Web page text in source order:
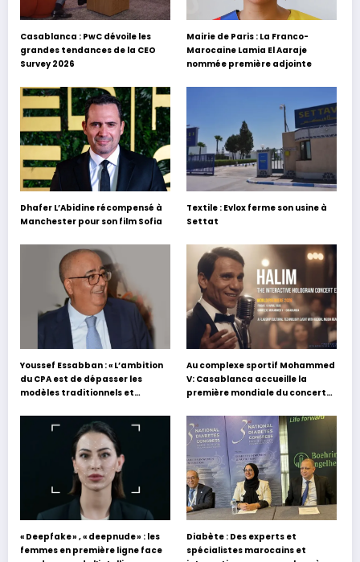
Casablanca : PwC dévoile les
grandes tendances de la CEO
Survey 2026
Mairie de Paris : La Franco-
Marocaine Lamia El Aaraje
nommée première adjointe
Dhafer L’Abidine récompensé à
Manchester pour son film Sofia
Textile : Evlox ferme son usine à
Settat
Youssef Essabban : « L’ambition
du CPA est de dépasser les
modèles traditionnels et
s’appuyant sur le partage des
expériences »
Au complexe sportif Mohammed
V: Casablanca accueille la
première mondiale du concert
Hafez
« Deepfake » , « deepnude » : les
femmes en première ligne face
Diabète : Des experts et
spécialistes marocains et